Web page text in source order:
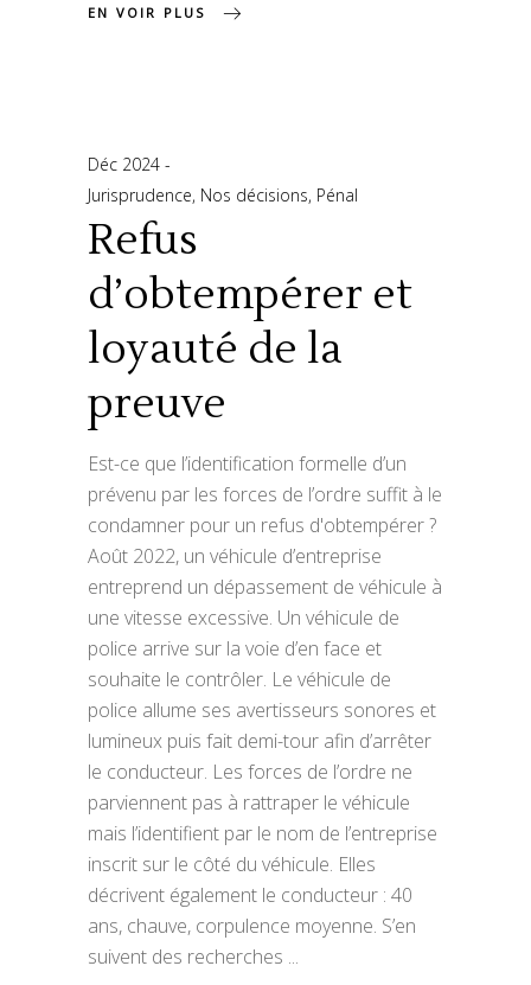
EN VOIR PLUS
Déc 2024
Jurisprudence, Nos décisions, Pénal
Refus
d’obtempérer et
loyauté de la
preuve
Est-ce que l’identification formelle d’un
prévenu par les forces de l’ordre suffit à le
condamner pour un refus d'obtempérer ?
Août 2022, un véhicule d’entreprise
entreprend un dépassement de véhicule à
une vitesse excessive. Un véhicule de
police arrive sur la voie d’en face et
souhaite le contrôler. Le véhicule de
police allume ses avertisseurs sonores et
lumineux puis fait demi-tour afin d’arrêter
le conducteur. Les forces de l’ordre ne
parviennent pas à rattraper le véhicule
mais l’identifient par le nom de l’entreprise
inscrit sur le côté du véhicule. Elles
décrivent également le conducteur : 40
ans, chauve, corpulence moyenne. S’en
suivent des recherches